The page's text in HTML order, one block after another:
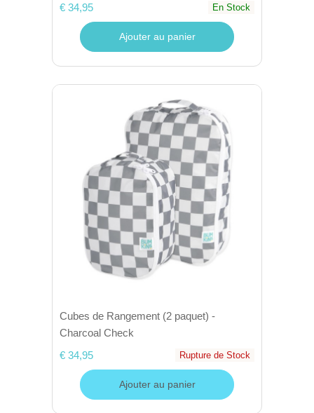
€ 34,95
En Stock
Ajouter au panier
Cubes de Rangement (2 paquet) -
Charcoal Check
€ 34,95
Rupture de Stock
Ajouter au panier